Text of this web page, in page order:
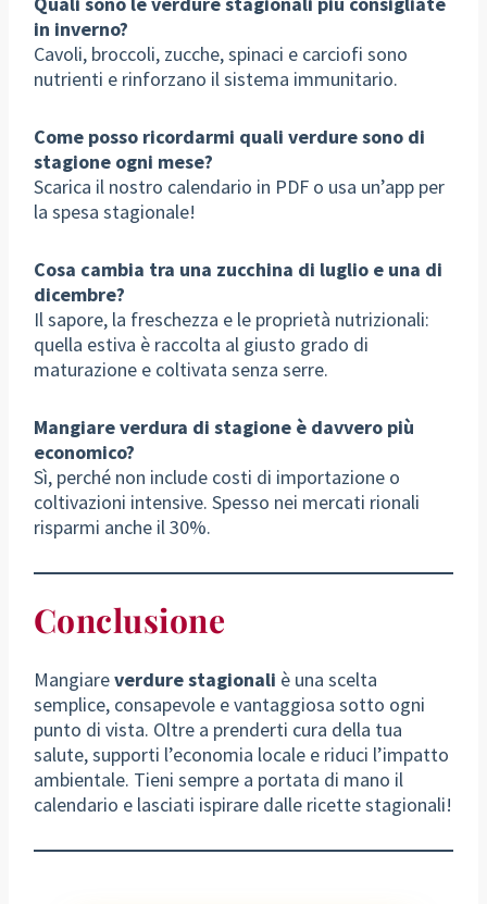
in inverno?
Cavoli, broccoli, zucche, spinaci e carciofi sono
nutrienti e rinforzano il sistema immunitario.
Come posso ricordarmi quali verdure sono di
stagione ogni mese?
Scarica il nostro calendario in PDF o usa un’app per
la spesa stagionale!
Cosa cambia tra una zucchina di luglio e una di
dicembre?
Il sapore, la freschezza e le proprietà nutrizionali:
quella estiva è raccolta al giusto grado di
maturazione e coltivata senza serre.
Mangiare verdura di stagione è davvero più
economico?
Sì, perché non include costi di importazione o
coltivazioni intensive. Spesso nei mercati rionali
risparmi anche il 30%.
Conclusione
Mangiareverdure stagionali è una scelta
semplice, consapevole e vantaggiosa sotto ogni
punto di vista. Oltre a prenderti cura della tua
salute, supporti l’economia locale e riduci l’impatto
ambientale. Tieni sempre a portata di mano il
calendario e lasciati ispirare dalle ricette stagionali!